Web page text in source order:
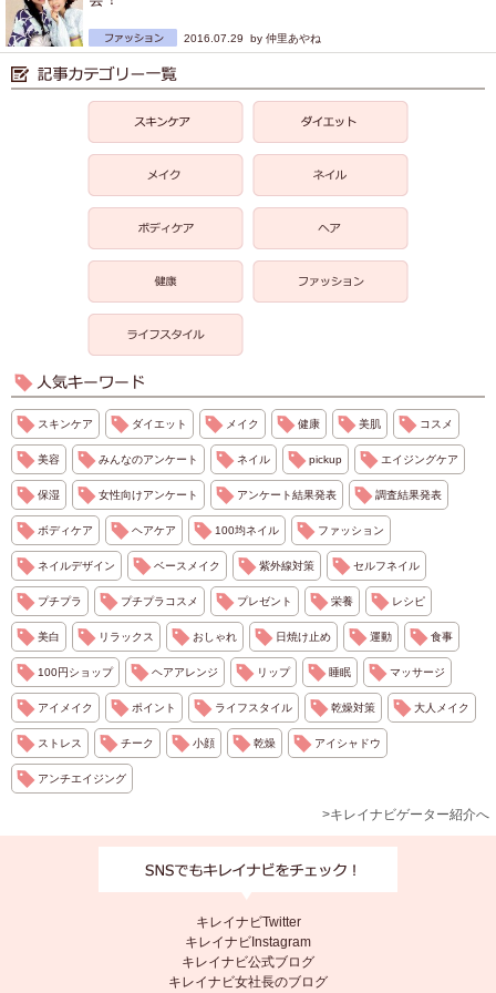
2016.07.29 by 仲里あやね
スキンケア ダイエット メイク 健康 美肌 コスメ
美容 みんなのアンケート ネイル pickup エイジングケア
保湿 女性向けアンケート アンケート結果発表 調査結果発表
ボディケア ヘアケア 100均ネイル ファッション
ネイルデザイン ベースメイク 紫外線対策 セルフネイル
プチプラ プチプラコスメ プレゼント 栄養 レシピ
美白 リラックス おしゃれ 日焼け止め 運動 食事
100円ショップ ヘアアレンジ リップ 睡眠 マッサージ
アイメイク ポイント ライフスタイル 乾燥対策 大人メイク
ストレス チーク 小顔 乾燥 アイシャドウ
アンチエイジング
>キレイナビゲーター紹介へ
キレイナビTwitter
キレイナビInstagram
キレイナビ公式ブログ
キレイナビ女社長のブログ